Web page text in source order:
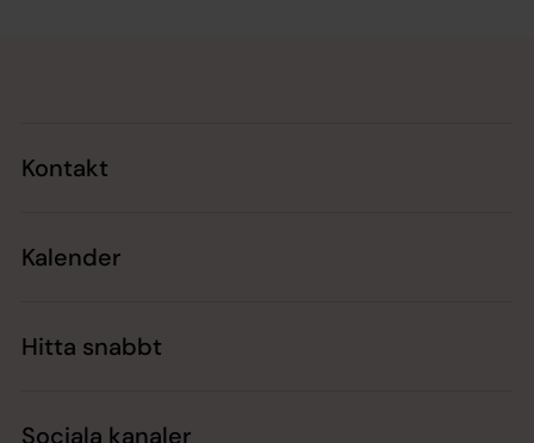
Kontakt
Kalender
Hitta snabbt
Sociala kanaler